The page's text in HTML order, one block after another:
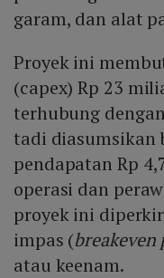
garam, dan alat
Proyek ini
(capex) Rp 23
terhubung dengan
tadi diasumsikan
pendapatan Rp
operasi dan
proyek ini
impas (breakeven
atau keenam.